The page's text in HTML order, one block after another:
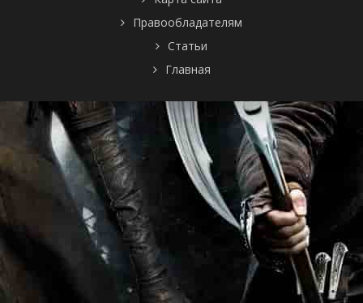
Правообладателям
Статьи
Главная